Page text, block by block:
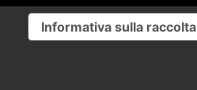
Informativa sulla raccolta